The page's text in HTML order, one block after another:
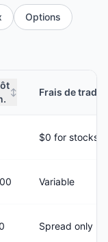
Options
↕ Frais de
$0 for stocks
Variable
Spread only